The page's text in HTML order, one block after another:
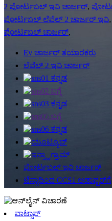
2 ಪೋರ್ಟಬಲ್ ಇವಿ ಚಾರ್ಜರ್,
ಪೋರ್ಟಬಲ್ ಲೆವೆಲ್ 2 ಚಾರ್ಜರ್ ಇವಿ,
ಪೋರ್ಟಬಲ್ ಚಾರ್ಜರ್,
Ev ಚಾರ್ಜರ್ ತಯಾರಕರು
ಲೆವೆಲ್ 2 ಇವಿ ಚಾರ್ಜರ್
ಪೋರ್ಟಬಲ್ ಇವಿ ಚಾರ್ಜರ್
ಟೆಸ್ಲಾದಿಂದ CCS1 ಅಡಾಪ್ಟರ್‌ಗೆ
ವಾಟ್ಸಾಪ್